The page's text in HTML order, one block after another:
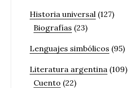
Historia universal (127)
Biografías (23)
Lenguajes simbólicos (95)
Literatura argentina (109)
Cuento (22)